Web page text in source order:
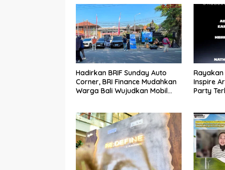
Hadirkan BRIF Sunday Auto
Corner, BRI Finance Mudahkan
Warga Bali Wujudkan Mobil
Rayakan
Inspire
Party